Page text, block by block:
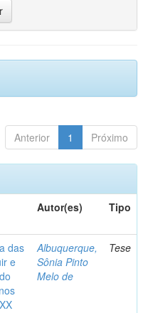
Anterior 1 Próximo
Autor(es) Tipo
das
e
Albuquerque,
Sônia Pinto
Melo de
Tese